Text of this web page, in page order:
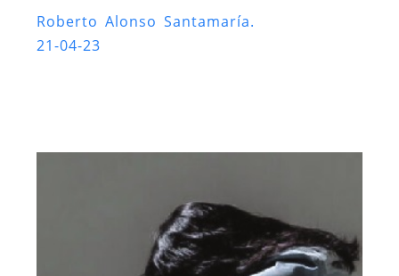
Roberto Alonso Santamaría.
21-04-23